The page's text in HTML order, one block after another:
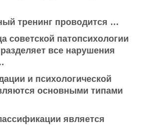
тренинг проводится …
советской патопсихологии
все нарушения
и психологической
основными типами
является